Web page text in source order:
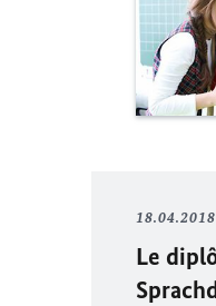
18.04.2018
Le